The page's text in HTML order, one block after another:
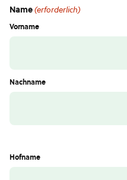
Name(erforderlich)
Vorname
Nachname
Hofname